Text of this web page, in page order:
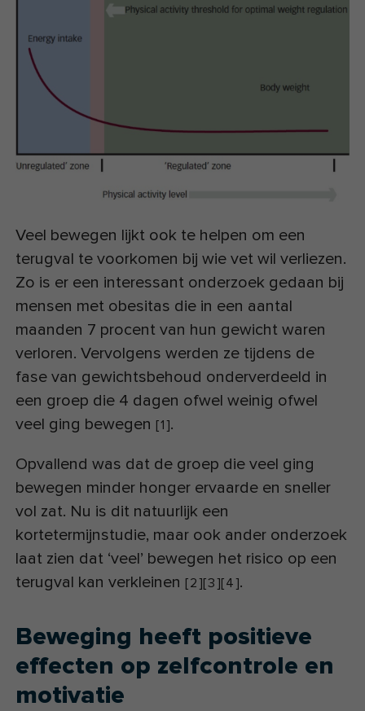
Veel bewegen lijkt ook te helpen om een
terugval te voorkomen bij wie vet wil verliezen.
Zo is er een interessant onderzoek gedaan bij
mensen met obesitas die in een aantal
maanden 7 procent van hun gewicht waren
verloren. Vervolgens werden ze tijdens de
fase van gewichtsbehoud onderverdeeld in
een groep die 4 dagen ofwel weinig ofwel
veel ging bewegen [1].
Opvallend was dat de groep die veel ging
bewegen minder honger ervaarde en sneller
vol zat. Nu is dit natuurlijk een
kortetermijnstudie, maar ook ander onderzoek
laat zien dat ‘veel’ bewegen het risico op een
terugval kan verkleinen [2][3][4].
Beweging heeft positieve
effecten op zelfcontrole en
motivatie